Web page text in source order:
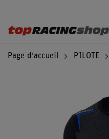
Page d'accueil PILOTE